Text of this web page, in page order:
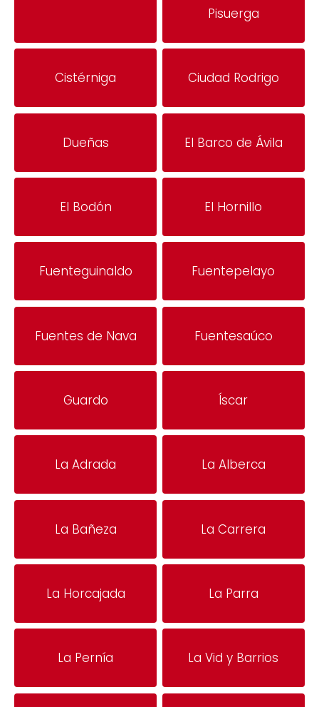
Pisuerga
Cistérniga Ciudad Rodrigo
Dueñas El Barco de Ávila
El Bodón El Hornillo
Fuenteguinaldo Fuentepelayo
Fuentes de Nava Fuentesaúco
Guardo Íscar
La Adrada La Alberca
La Bañeza La Carrera
La Horcajada La Parra
La Pernía La Vid y Barrios